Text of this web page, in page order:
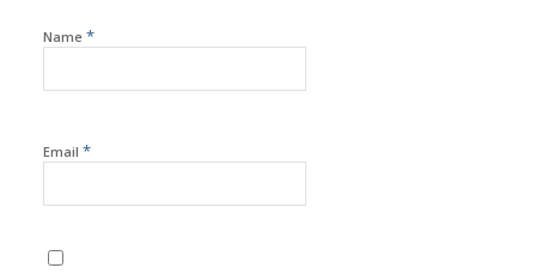
Name *
Email *